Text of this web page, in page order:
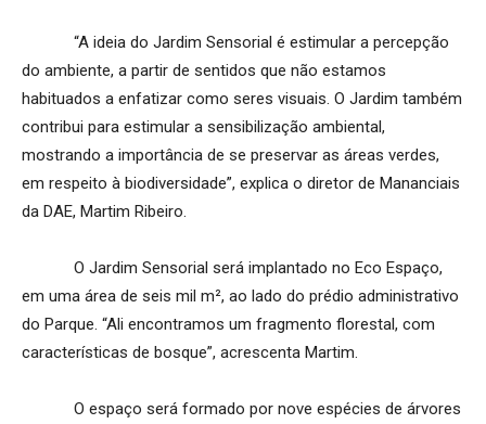
“A ideia do Jardim Sensorial é estimular a percepção
do ambiente, a partir de sentidos que não estamos
habituados a enfatizar como seres visuais. O Jardim também
contribui para estimular a sensibilização ambiental,
mostrando a importância de se preservar as áreas verdes,
em respeito à biodiversidade”, explica o diretor de Mananciais
da DAE, Martim Ribeiro.
O Jardim Sensorial será implantado no Eco Espaço,
em uma área de seis mil m², ao lado do prédio administrativo
do Parque. “Ali encontramos um fragmento florestal, com
características de bosque”, acrescenta Martim.
O espaço será formado por nove espécies de árvores